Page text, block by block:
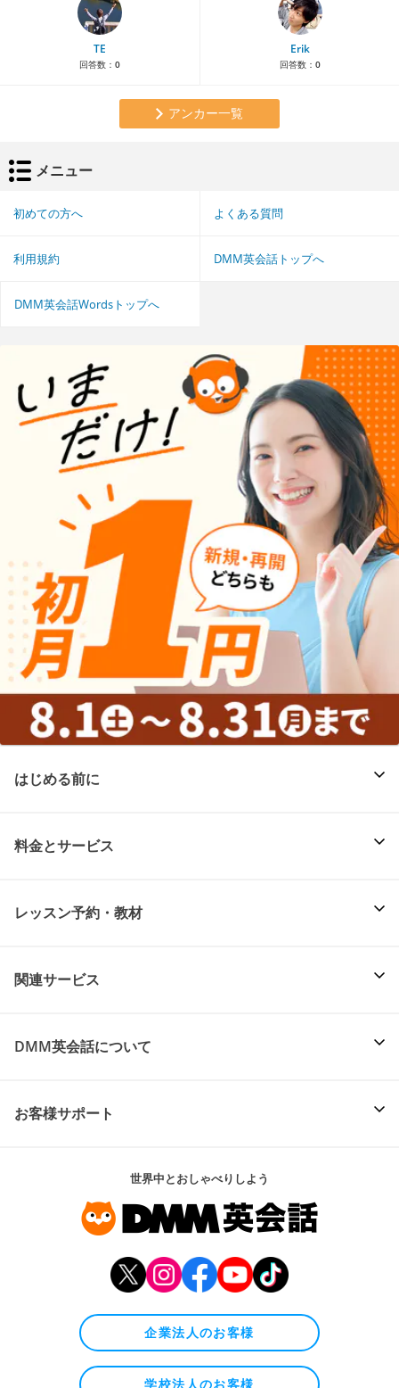
TE
回答数： 0
Erik
回答数： 0
アンカー一覧
メニュー
初めての方へ よくある質問
利用規約 DMM英会話トップへ
DMM英会話Wordsトップへ
はじめる前に
料金とサービス
レッスン予約・教材
関連サービス
DMM英会話について
お客様サポート
世界中とおしゃべりしよう
企業法人のお客様
学校法人のお客様